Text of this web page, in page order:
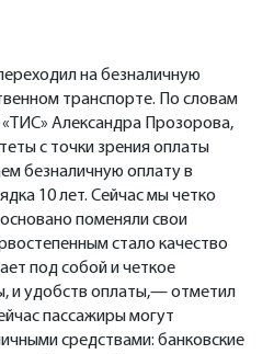
на безналичную
транспорте. По словам
Александра Прозорова,
с точки зрения оплаты
безналичную оплату в
10 лет. Сейчас мы четко
поменяли свои
стало качество
под собой и четкое
и удобств оплаты,— отметил
пассажиры могут
средствами: банковские